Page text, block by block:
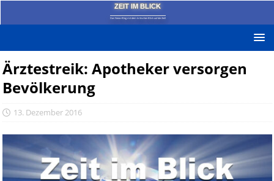
ZEIT IM BLICK
Das News-Blog mit dem kritischen Blick auf die Zeit!
Ärztestreik: Apotheker versorgen
Bevölkerung
13. Dezember 2016